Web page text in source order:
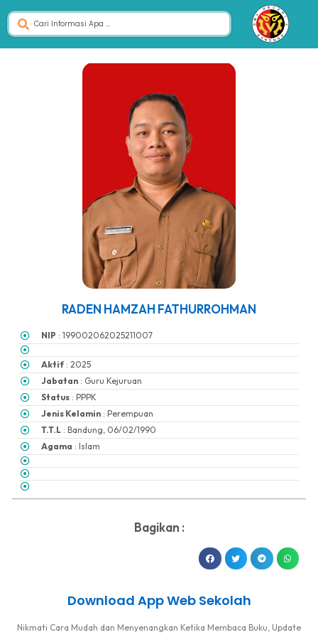
RADEN HAMZAH FATHURROHMAN
NIP : 199002062025211007
Aktif : 2025
Jabatan : Guru Kejuruan
Status : PPPK
Jenis Kelamin : Perempuan
T.T.L : Bandung, 06/02/1990
Agama : Islam
Bagikan :
Download App Web Sekolah
Nikmati Cara Mudah dan Menyenangkan Ketika Membaca Buku, Update